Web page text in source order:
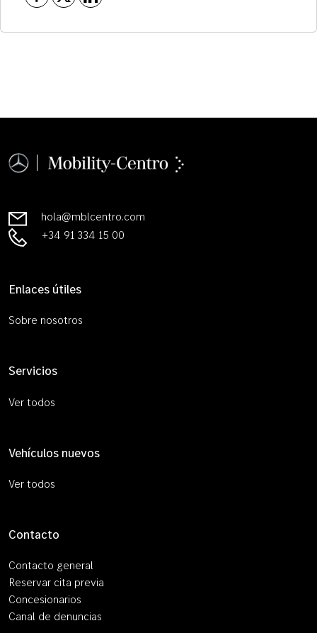
hola@mblcentro.com
+34 91 334 15 00
Enlaces útiles
Sobre nosotros
Servicios
Ver todos
Vehículos nuevos
Ver todos
Contacto
Contacto general
Reservar cita previa
Concesionarios
Canal de denuncias